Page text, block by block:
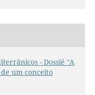
- Dossiê "A
um conceito